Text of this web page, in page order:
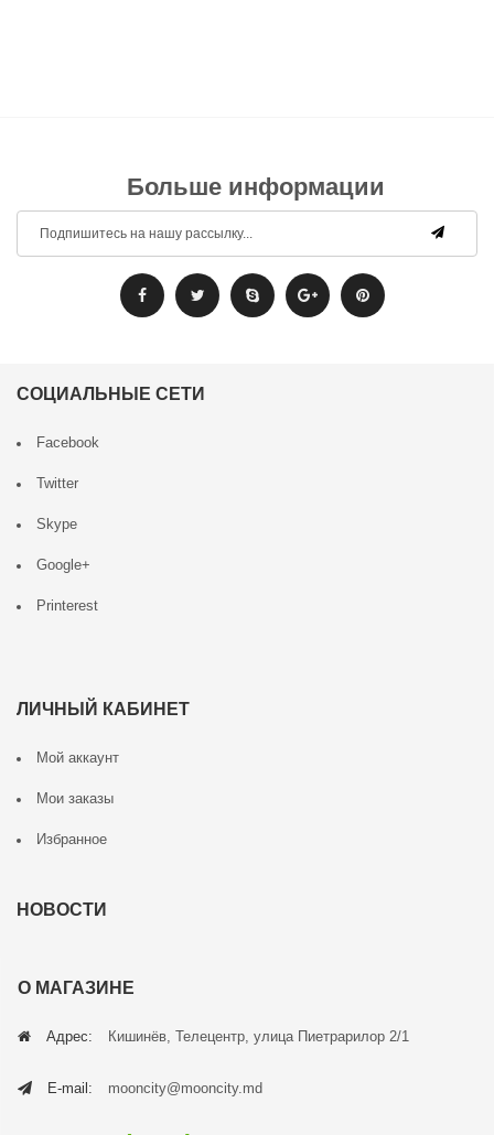
Больше информации
СОЦИАЛЬНЫЕ СЕТИ
Facebook
Twitter
Skype
Google+
Printerest
ЛИЧНЫЙ КАБИНЕТ
Мой аккаунт
Мои заказы
Избранное
НОВОСТИ
О МАГАЗИНЕ
Адрес: Кишинёв, Телецентр, улица Пиетрарилор 2/1
E-mail: mooncity@mooncity.md